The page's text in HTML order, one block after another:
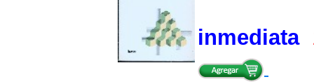
inmediata